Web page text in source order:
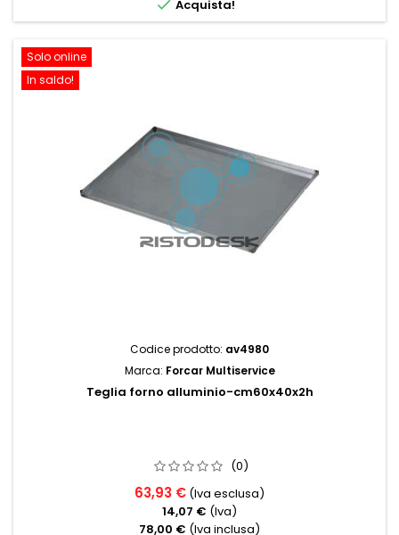
 Acquista!
Solo online
In saldo!
Codice prodotto: av4980
Marca: Forcar Multiservice
Teglia forno alluminio-cm60x40x2h
(0)
63,93 € (Iva esclusa)
14,07 € (Iva)
78,00 € (Iva inclusa)